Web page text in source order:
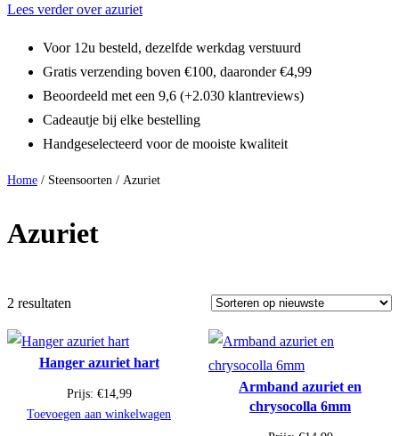
Lees verder over azuriet
Voor 12u besteld, dezelfde werkdag verstuurd
Gratis verzending boven €100, daaronder €4,99
Beoordeeld met een 9,6 (+2.030 klantreviews)
Cadeautje bij elke bestelling
Handgeselecteerd voor de mooiste kwaliteit
Home / Steensoorten / Azuriet
Azuriet
2 resultaten
Hanger azuriet hart
Prijs: €14,99
Toevoegen aan winkelwagen
Armband azuriet en
chrysocolla 6mm